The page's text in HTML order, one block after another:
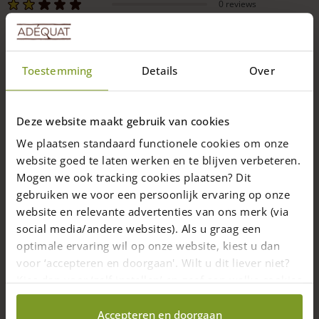
Toestemming Details Over
Deze website maakt gebruik van cookies
We plaatsen standaard functionele cookies om onze
website goed te laten werken en te blijven verbeteren.
Mogen we ook tracking cookies plaatsen? Dit
gebruiken we voor een persoonlijk ervaring op onze
website en relevante advertenties van ons merk (via
social media/andere websites). Als u graag een
optimale ervaring wil op onze website, kiest u dan
voor ‘accepteren en doorgaan'. Wilt u dit liever niet?
Kies dan voor ‘zelf instellen’ en geef aan welke cookies
wij wel mogen verzamelen.
Accepteren en doorgaan
0 reviews
Reacties van klanten op Eiken bielzen
Houten lader Geverifieerde koper
De mooie eiken paal past perfect bij de boerderij en is
ideaal om een lader aan te monteren.
Heel blij mee!